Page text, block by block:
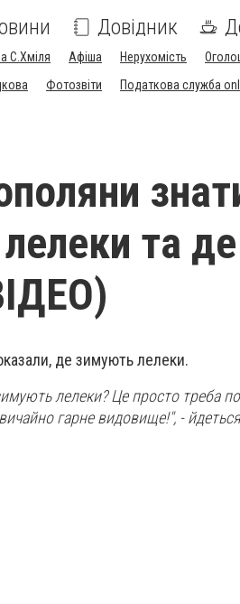
Довідник
С.Хміля Афіша Нерухомість
Фотозвіти Податкова служба
та
де зимують лелеки.
лелеки? Це просто треба
гарне видовище!", -